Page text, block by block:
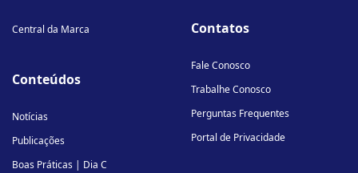
Central da Marca
Conteúdos
Notícias
Publicações
Boas Práticas | Dia C
Contatos
Fale Conosco
Trabalhe Conosco
Perguntas Frequentes
Portal de Privacidade